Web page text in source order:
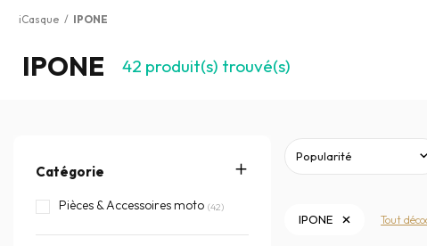
iCasque / IPONE
IPONE 42 produit(s) trouvé(s)
Catégorie
Pièces & Accessoires moto (42)
IPONE Tout